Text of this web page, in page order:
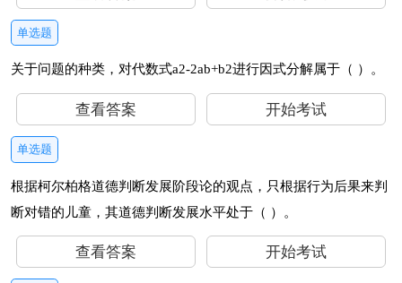
单选题
关于问题的种类，对代数式a2-2ab+b2进行因式分解属于（ ）。
查看答案 开始考试
单选题
根据柯尔柏格道德判断发展阶段论的观点，只根据行为后果来判
断对错的儿童，其道德判断发展水平处于（ ）。
查看答案 开始考试